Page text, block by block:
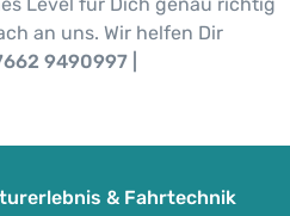
an uns. Wir helfen Dir
9490997 |
& Fahrtechnik